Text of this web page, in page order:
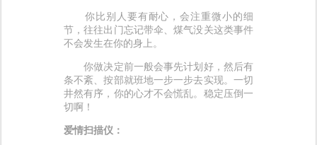
你比别人要有耐心，会注重微小的细
节，往往出门忘记带伞、煤气没关这类事件
不会发生在你的身上。
你做决定前一般会事先计划好，然后有
条不紊、按部就班地一步一步去实现。一切
井然有序，你的心才不会慌乱。稳定压倒一
切啊！
爱情扫描仪：